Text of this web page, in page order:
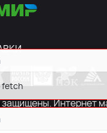
Интернет
fetch